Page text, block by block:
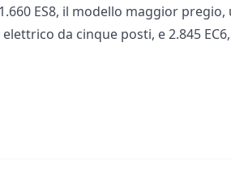
ES8, il modello maggior
elettrico da cinque posti, e 2.845